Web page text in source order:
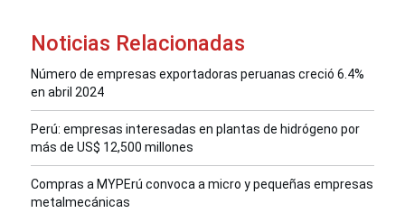
Noticias Relacionadas
Número de empresas exportadoras peruanas creció 6.4%
en abril 2024
Perú: empresas interesadas en plantas de hidrógeno por
más de US$ 12,500 millones
Compras a MYPErú convoca a micro y pequeñas empresas
metalmecánicas